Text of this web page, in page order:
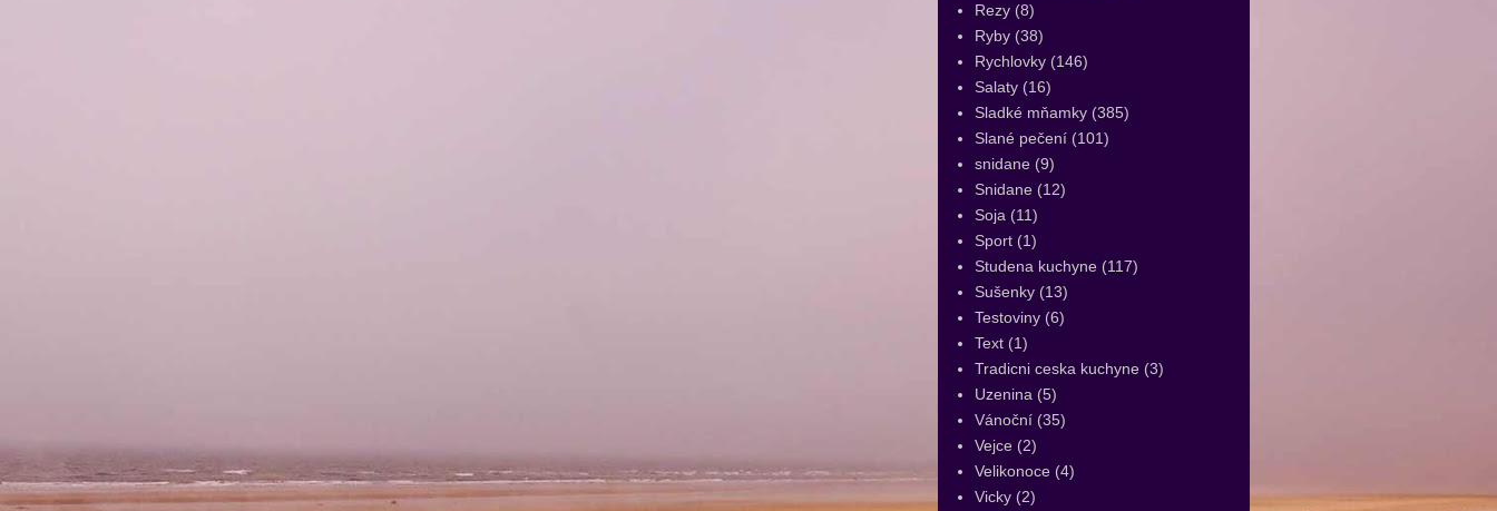
Rezy (8)
Ryby (38)
Rychlovky (146)
Salaty (16)
Sladké mňamky (385)
Slané pečení (101)
snidane (9)
Snidane (12)
Soja (11)
Sport (1)
Studena kuchyne (117)
Sušenky (13)
Testoviny (6)
Text (1)
Tradicni ceska kuchyne (3)
Uzenina (5)
Vánoční (35)
Vejce (2)
Velikonoce (4)
Vicky (2)